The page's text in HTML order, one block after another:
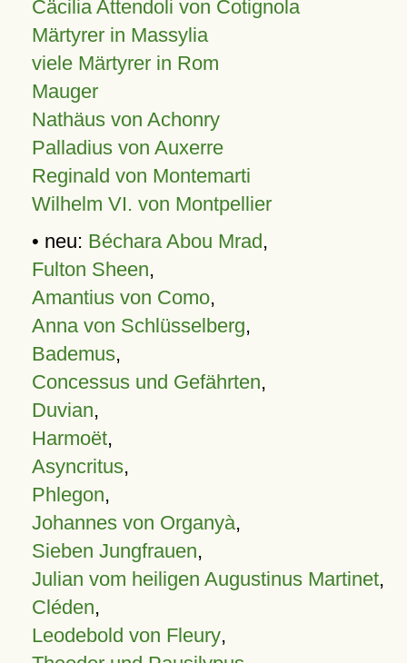
Cäcilia Attendoli von Cotignola
Märtyrer in Massylia
viele Märtyrer in Rom
Mauger
Nathäus von Achonry
Palladius von Auxerre
Reginald von Montemarti
Wilhelm VI. von Montpellier
• neu: Béchara Abou Mrad,
Fulton Sheen,
Amantius von Como,
Anna von Schlüsselberg,
Bademus,
Concessus und Gefährten,
Duvian,
Harmoët,
Asyncritus,
Phlegon,
Johannes von Organyà,
Sieben Jungfrauen,
Julian vom heiligen Augustinus Martinet,
Cléden,
Leodebold von Fleury,